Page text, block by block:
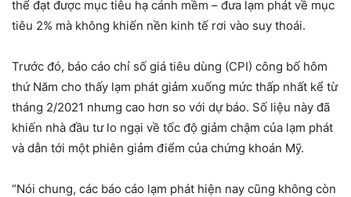
thể đạt được mục tiêu hạ cánh mềm – đưa lạm phát về mục
tiêu 2% mà không khiến nền kinh tế rơi vào suy thoái.
Trước đó, báo cáo chỉ số giá tiêu dùng (CPI) công bố hôm
thứ Năm cho thấy lạm phát giảm xuống mức thấp nhất kể từ
tháng 2/2021 nhưng cao hơn so với dự báo. Số liệu này đã
khiến nhà đầu tư lo ngại về tốc độ giảm chậm của lạm phát
và dẫn tới một phiên giảm điểm của chứng khoán Mỹ.
“Nói chung, các báo cáo lạm phát hiện nay cũng không còn